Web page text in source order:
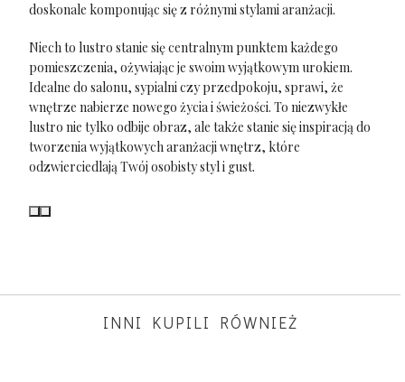
doskonale komponując się z różnymi stylami aranżacji.
Niech to lustro stanie się centralnym punktem każdego
pomieszczenia, ożywiając je swoim wyjątkowym urokiem.
Idealne do salonu, sypialni czy przedpokoju, sprawi, że
wnętrze nabierze nowego życia i świeżości. To niezwykłe
lustro nie tylko odbije obraz, ale także stanie się inspiracją do
tworzenia wyjątkowych aranżacji wnętrz, które
odzwierciedlają Twój osobisty styl i gust.
INNI KUPILI RÓWNIEŻ